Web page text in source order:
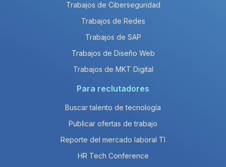
Trabajos de Ciberseguridad
Trabajos de Redes
Trabajos de SAP
Trabajos de Diseño Web
Trabajos de MKT Digital
Para reclutadores
Buscar talento de tecnología
Publicar ofertas de trabajo
Reporte del mercado laboral TI
HR Tech Conference